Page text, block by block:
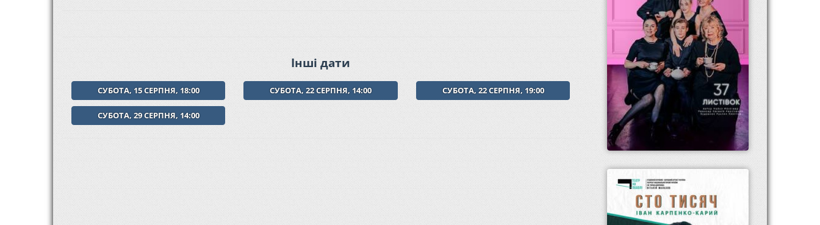
Інші дати
СУБОТА, 15 СЕРПНЯ, 18:00 СУБОТА, 22 СЕРПНЯ, 14:00 СУБОТА, 22 СЕРПНЯ, 19:00
СУБОТА, 29 СЕРПНЯ, 14:00